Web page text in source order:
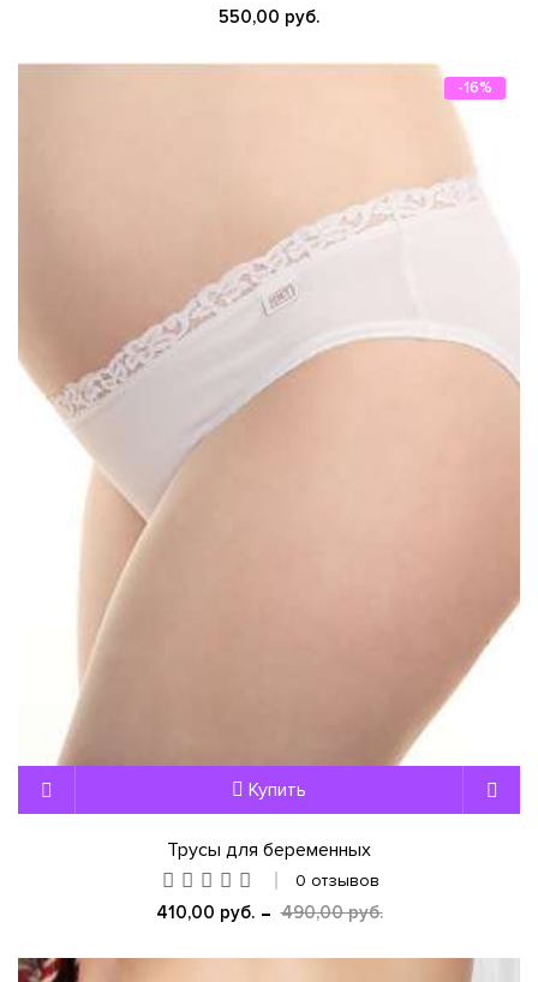
550,00 руб.
-16%
Купить
Трусы для беременных
0 отзывов
410,00 руб. 490,00 руб.